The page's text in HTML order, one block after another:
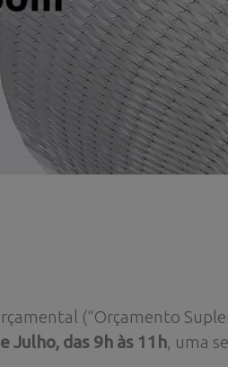
(“Orçamento
Julho, das 9h às 11h, uma